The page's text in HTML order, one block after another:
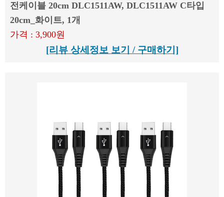
전케이블 20cm DLC1511AW, DLC1511AW C타입
20cm_화이트, 1개
가격 : 3,900원
[리뷰 상세정보 보기 / 구매하기]